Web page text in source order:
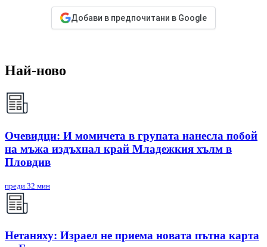
Добави в предпочитани в Google
Най-ново
Очевидци: И момичета в групата нанесла побой
на мъжа издъхнал край Младежкия хълм в
Пловдив
преди 32 мин
Нетаняху: Израел не приема новата пътна карта